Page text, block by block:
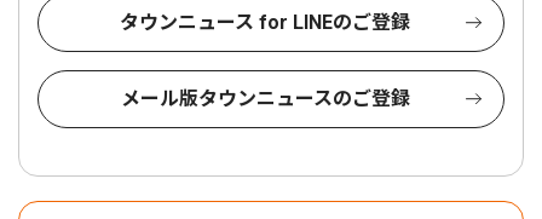
タウンニュース for LINEのご登録
メール版タウンニュースのご登録